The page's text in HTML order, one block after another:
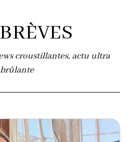
croustillantes, actu ultra
brûlante